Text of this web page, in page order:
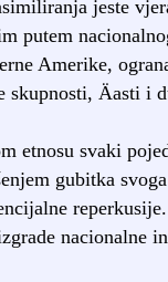
jeste
putem
Amerike,
Äasti i
etnosu svaki
gubitka
nacionalne